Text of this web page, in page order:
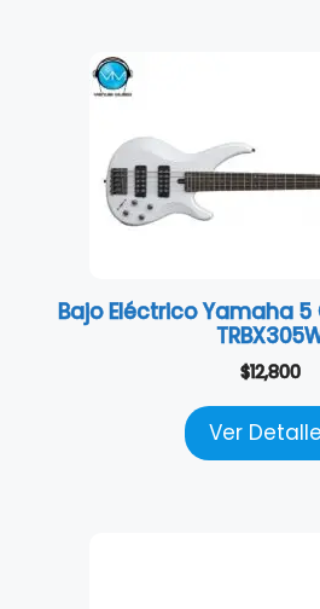
Bajo Eléctrico Yamaha
$12,800
Ver